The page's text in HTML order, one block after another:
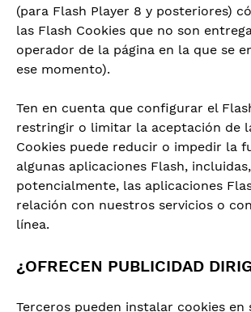
(para Flash Player 8 y posteriores)
las Flash Cookies que no son
operador de la página en la que se
ese momento).
Ten en cuenta que configurar el
restringir o limitar la aceptación de
Cookies puede reducir o impedir la
algunas aplicaciones Flash, incluidas,
potencialmente, las aplicaciones
relación con nuestros servicios o
línea.
¿OFRECEN PUBLICIDAD
Terceros pueden instalar cookies en